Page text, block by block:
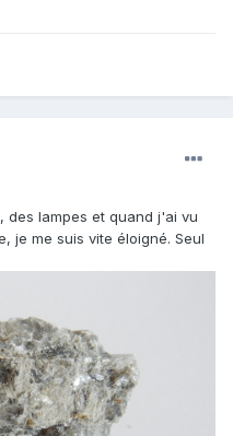
des lampes et quand j'ai vu
je me suis vite éloigné. Seul